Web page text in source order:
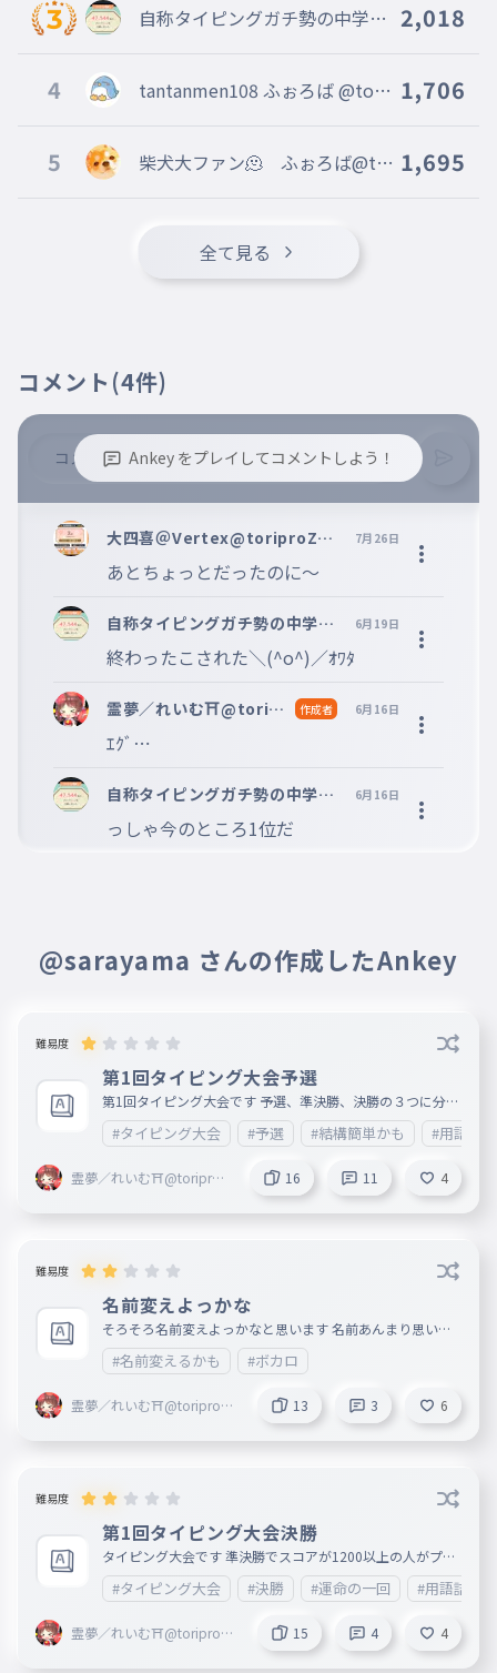
自称タイピングガチ勢の中学2
2,018
4
tantanmen108 ふぉろば @tori
1,706
5
柴犬大ファン🫠 ふぉろば@tor 1,695
全て見る
コメント (4件)
Ankey をプレイしてコメントしよう！
※コメントするには、ログインが必要です。
大四喜＠Vertex@toriproZ Λ
7月26日
あとちょっとだったのに〜
自称タイピングガチ勢の中学2
年生＠toriproZΛ本部役員＠W
IFI TEAM＠Vertex
6月19日
終わったこされた＼(^o^)／ｵﾜﾀ
霊夢／れいむ⛩@toripr
oZ ＠Blossoms創設者
＠ribbon ＠marisa
作成者 6月16日
ｴｸﾞ⋯
自称タイピングガチ勢の中学2
IFI TEAM＠Vertex
6月16日
っしゃ今のところ1位だ
@sarayama さんの作成したAnkey
難易度
第1回タイピング大会予選
第1回タイピング大会です 予選、準決勝、決勝の３つに分け
ます 予選でスコアが1050以上の人が準決勝に進めます そん
なに難しくないので頑張ってください
#タイピング大会 #予選 #結構簡単かも #用語詰
霊夢／れいむ⛩@toriproZ
16 11 4
難易度
名前変えよっかな
そろそろ名前変えよっかなと思います 名前あんまり思い浮
かばないのでみんないい感じの名前を教えてね 今回は霊夢
が好きなボカロのタイピングだよ
#名前変えるかも #ボカロ
霊夢／れいむ⛩@toriproZ
13 3 6
難易度
第1回タイピング大会決勝
タイピング大会です 準決勝でスコアが1200以上の人がプレ
イできます 記録がない方は予選からプレイしてください
決勝からのプレイはお控えいただきますようお願いします
結果はっぴょーTOP3（6月23日 16:32現在） 🥇一位 0R53
さん 🥈二位 自称タイピングガチ勢の中学2年生＠toriproZ
∧本部役員＠WIFI TEAM＠Limitlessさん 🥉三位 柴犬大ファ
ン🫠 ふぉろば＠toriproZβ本部役員さん チャンスは一回限
#タイピング大会 #決勝 #運命の一回 #用語詰め
霊夢／れいむ⛩@toriproZ
15 4 4